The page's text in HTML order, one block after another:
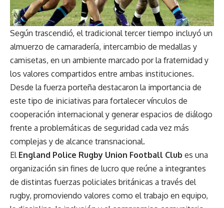
Según trascendió, el tradicional tercer tiempo incluyó un
almuerzo de camaradería, intercambio de medallas y
camisetas, en un ambiente marcado por la fraternidad y
los valores compartidos entre ambas instituciones.
Desde la fuerza porteña destacaron la importancia de
este tipo de iniciativas para fortalecer vínculos de
cooperación internacional y generar espacios de diálogo
frente a problemáticas de seguridad cada vez más
complejas y de alcance transnacional.
El England Police Rugby Union Football Club es una
organización sin fines de lucro que reúne a integrantes
de distintas fuerzas policiales británicas a través del
rugby, promoviendo valores como el trabajo en equipo,